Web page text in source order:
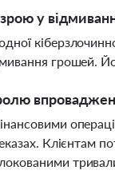
у
грошей.